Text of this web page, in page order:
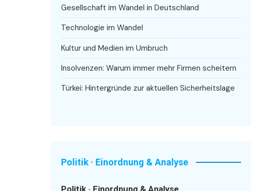
Gesellschaft im Wandel in Deutschland
Technologie im Wandel
Kultur und Medien im Umbruch
Insolvenzen: Warum immer mehr Firmen scheitern
Türkei: Hintergründe zur aktuellen Sicherheitslage
Politik · Einordnung & Analyse
Politik · Einordnung & Analyse